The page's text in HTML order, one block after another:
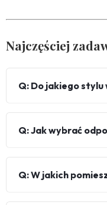
Najczęściej
Q: Do jakiego
Q: Jak wybrać
Q: W jakich